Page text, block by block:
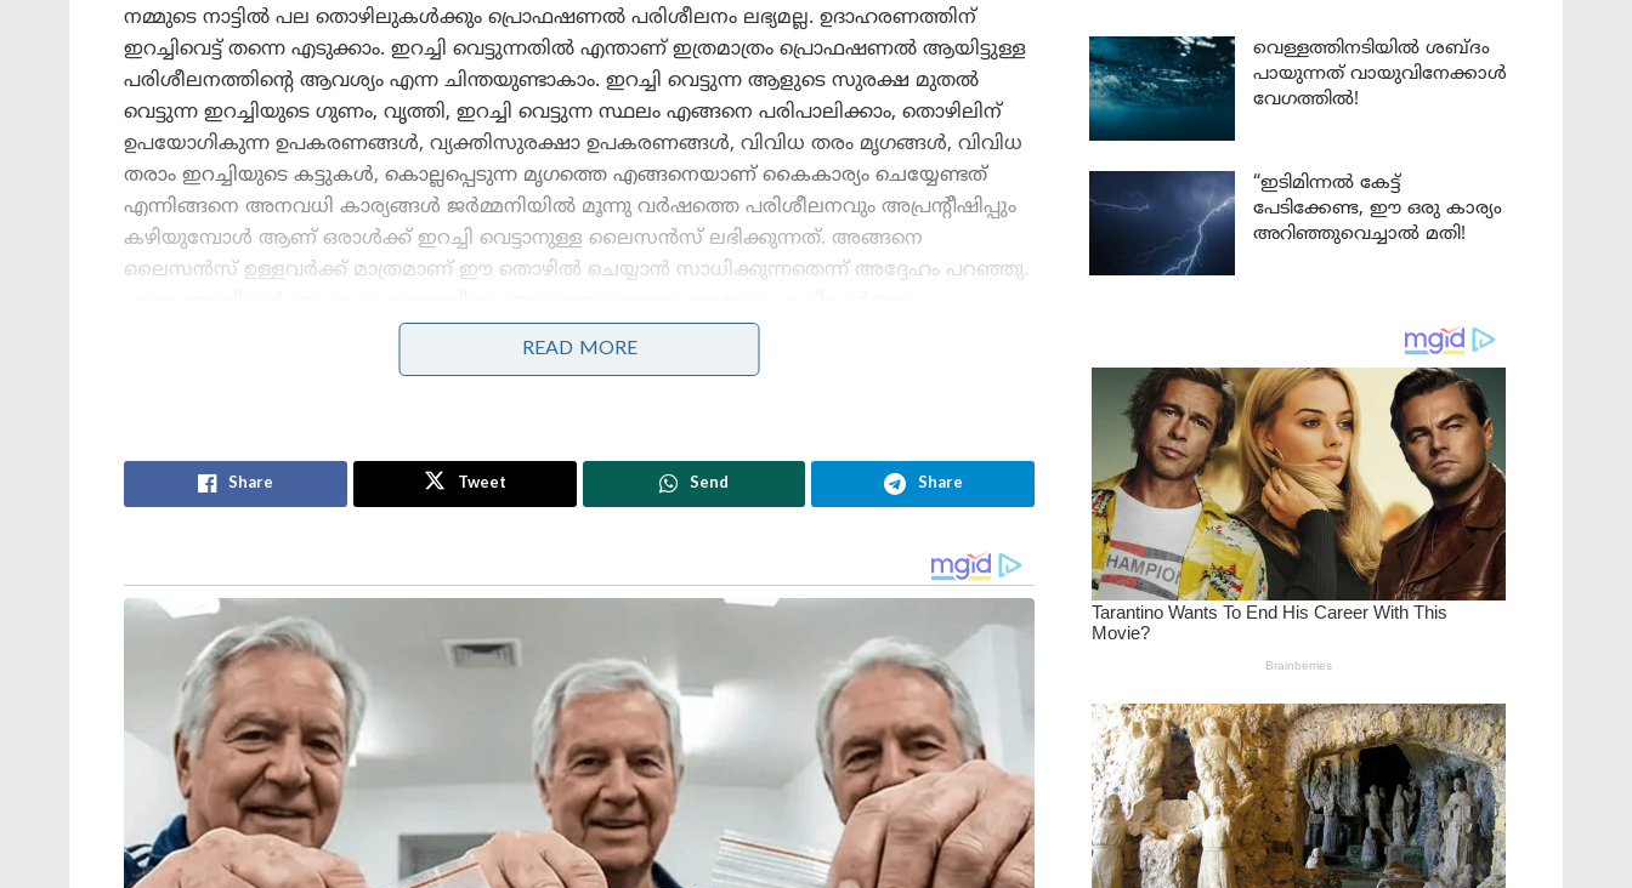
നമ്മുടെ നാട്ടിൽ പല തൊഴിലുകൾക്കും പ്രൊഫഷണൽ പരിശീലനം ലഭ്യമല്ല. ഉദാഹരണത്തിന്
ഇറച്ചിവെട്ട് തന്നെ എടുക്കാം. ഇറച്ചി വെട്ടുന്നതിൽ എന്താണ് ഇത്രമാത്രം പ്രൊഫഷണൽ ആയിട്ടുള്ള
പരിശീലനത്തിന്റെ ആവശ്യം എന്ന ചിന്തയുണ്ടാകാം. ഇറച്ചി വെട്ടുന്ന ആളുടെ സുരക്ഷ മുതൽ
വെട്ടുന്ന ഇറച്ചിയുടെ ഗുണം, വൃത്തി, ഇറച്ചി വെട്ടുന്ന സ്ഥലം എങ്ങനെ പരിപാലിക്കാം, തൊഴിലിന്
ഉപയോഗികുന്ന ഉപകരണങ്ങൾ, വ്യക്തിസുരക്ഷാ ഉപകരണങ്ങൾ, വിവിധ തരം മൃഗങ്ങൾ, വിവിധ
തരാം ഇറച്ചിയുടെ കട്ടുകൾ, കൊല്ലപ്പെടുന്ന മൃഗത്തെ എങ്ങനെയാണ് കൈകാര്യം ചെയ്യേണ്ടത്
എന്നിങ്ങനെ അനവധി കാര്യങ്ങൾ ജർമ്മനിയിൽ മൂന്നു വർഷത്തെ പരിശീലനവും അപ്രന്റീഷിപ്പും
കഴിയുമ്പോൾ ആണ് ഒരാൾക്ക് ഇറച്ചി വെട്ടാനുള്ള ലൈസൻസ് ലഭിക്കുന്നത്. അങ്ങനെ
ലൈസൻസ് ഉള്ളവർക്ക് മാത്രമാണ് ഈ തൊഴിൽ ചെയ്യാൻ സാധിക്കുന്നതെന്ന് അദ്ദേഹം പറഞ്ഞു.
പരക്കെ ജാഗ്രത, നാളെ 7 ജില്ലകളിൽ
ഓറഞ്ച് അലർട്ട്
വെള്ളമൊഴിക്കുന്നത് കണ്ടിട്ടുണ്ടോ?’:
രമേശ് ചെന്നിത്തല!
ഫേസ്ബുക്ക് കുറിപ്പിന്റെ പൂർണരൂപം
കേരളത്തിലെ ഐ ടി ഐ കളിൽ അനവധി
ട്രേഡുകൾ നിറുത്തലാക്കുന്നു എന്ന് വായിക്കുന്നു.
ആവശ്യമില്ലാത്ത കോഴ്സുകൾ നിറുത്തുന്നത് നല്ല
കാര്യമാണ്. ഓരോ മൂന്നോ അഞ്ചോ വർഷത്തിൽ
ഇത്തരത്തിൽ ഉള്ള ഒരു അവലോകനം നടത്തുന്നത്
തൊഴിൽ കമ്പോളത്തേയും തൊഴിൽ പരിശീലന
സ്ഥാപനത്തേയും ഒരു പോലെ ഗുണകരമായി
ബാധിക്കും.
കേരളത്തിൽ അനവധി ഐ ടി ഐ കൾ ഉണ്ടെങ്കിലും കേരളത്തിൽ തൊഴിലാളികൾ ചെയ്യുന്ന പല
തൊഴിലുകളിലും വേണ്ടത്ര പ്രൊഫഷണൽ പരിശീലനം കൊടുക്കാൻ സ്ഥാപനങ്ങൾ ഇല്ല എന്ന്
എനിക്ക് തോന്നിയിട്ടുമുണ്ട്.
ഉദാഹരണത്തിന് ഇറച്ചി വെട്ടുന്ന തൊഴിൽ എടുക്കാം. കേരളത്തിൽ ആയിരക്കണക്കിന് ഇറച്ചി
വെട്ടുകാർ ഉണ്ട്. പക്ഷെ കേരളത്തിൽ പ്രൊഫഷണൽ ആയി പരിശീലിപ്പിക്കപ്പെട്ട എത്ര ഇറച്ചി
READ MORE
Share Tweet Send Share
വെള്ളത്തിനടിയിൽ ശബ്ദം
പായുന്നത് വായുവിനേക്കാൾ
വേഗത്തിൽ!
“ഇടിമിന്നൽ കേട്ട്
പേടിക്കേണ്ട, ഈ ഒരു കാര്യം
അറിഞ്ഞുവെച്ചാൽ മതി!